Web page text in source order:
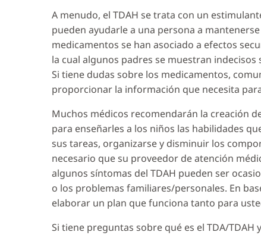
A menudo, el TDAH se trata con un
pueden ayudarle a una persona a
medicamentos se han asociado a efectos
la cual algunos padres se muestran
Si tiene dudas sobre los medicamentos,
proporcionar la información que necesita
Muchos médicos recomendarán la creación
para enseñarles a los niños las habilidades
sus tareas, organizarse y disminuir los
necesario que su proveedor de atención
algunos síntomas del TDAH pueden ser
o los problemas familiares/personales. En
elaborar un plan que funciona tanto para
Si tiene preguntas sobre qué es el TDA/TDAH